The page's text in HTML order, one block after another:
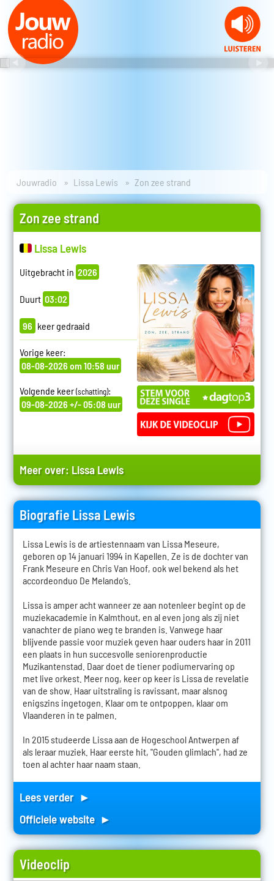
Jouwradio Lissa Lewis Zon zee strand
Zon zee strand
Lissa Lewis
Uitgebracht in 2026
Duurt 03:02
96 keer gedraaid
Vorige keer:
08-08-2026 om 10:58 uur
Volgende keer(schatting):
09-08-2026 +/- 05:08 uur
Meer over: Lissa Lewis
Biografie Lissa Lewis
Lissa Lewis is de artiestennaam van Lissa Meseure,
geboren op 14 januari 1994 in Kapellen. Ze is de dochter van
Frank Meseure en Chris Van Hoof, ook wel bekend als het
accordeonduo De Melando’s.
Lissa is amper acht wanneer ze aan notenleer begint op de
muziekacademie in Kalmthout, en al even jong als zij niet
vanachter de piano weg te branden is. Vanwege haar
blijvende passie voor muziek geven haar ouders haar in 2011
een plaats in hun succesvolle seniorenproductie
Muzikantenstad. Daar doet de tiener podiumervaring op
met live orkest. Meer nog, keer op keer is Lissa de revelatie
van de show. Haar uitstraling is ravissant, maar alsnog
enigszins ingetogen. Klaar om te ontpoppen, klaar om
Vlaanderen in te palmen.
In 2015 studeerde Lissa aan de Hogeschool Antwerpen af
als leraar muziek. Haar eerste hit, "Gouden glimlach", had ze
toen al achter haar naam staan.
Lees verder ►
Officiele website ►
Videoclip